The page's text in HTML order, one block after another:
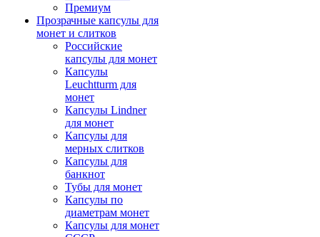
Премиум
Прозрачные капсулы для
монет и слитков
Российские
капсулы для монет
Капсулы
Leuchtturm для
монет
Капсулы Lindner
для монет
Капсулы для
мерных слитков
Капсулы для
банкнот
Тубы для монет
Капсулы по
диаметрам монет
Капсулы для монет